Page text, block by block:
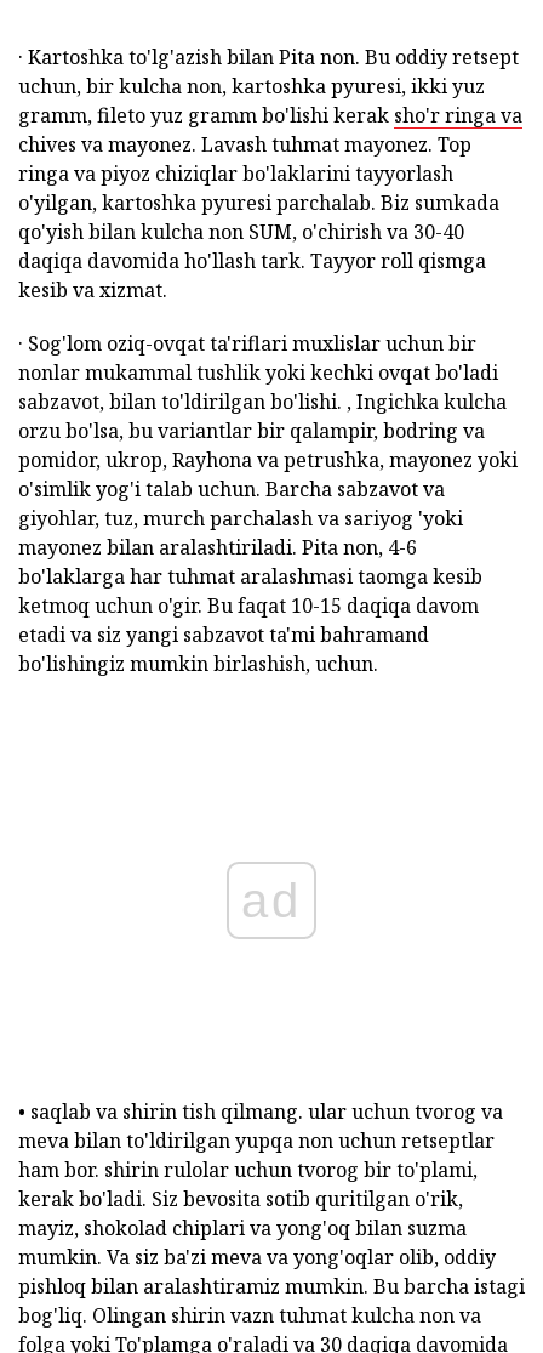
· Kartoshka to'lg'azish bilan Pita non. Bu oddiy retsept
uchun, bir kulcha non, kartoshka pyuresi, ikki yuz
gramm, fileto yuz gramm bo'lishi kerak sho'r ringa va
chives va mayonez. Lavash tuhmat mayonez. Top
ringa va piyoz chiziqlar bo'laklarini tayyorlash
o'yilgan, kartoshka pyuresi parchalab. Biz sumkada
qo'yish bilan kulcha non SUM, o'chirish va 30-40
daqiqa davomida ho'llash tark. Tayyor roll qismga
kesib va xizmat.
· Sog'lom oziq-ovqat ta'riflari muxlislar uchun bir
nonlar mukammal tushlik yoki kechki ovqat bo'ladi
sabzavot, bilan to'ldirilgan bo'lishi. , Ingichka kulcha
orzu bo'lsa, bu variantlar bir qalampir, bodring va
pomidor, ukrop, Rayhona va petrushka, mayonez yoki
o'simlik yog'i talab uchun. Barcha sabzavot va
giyohlar, tuz, murch parchalash va sariyog 'yoki
mayonez bilan aralashtiriladi. Pita non, 4-6
bo'laklarga har tuhmat aralashmasi taomga kesib
ketmoq uchun o'gir. Bu faqat 10-15 daqiqa davom
etadi va siz yangi sabzavot ta'mi bahramand
bo'lishingiz mumkin birlashish, uchun.
ad
• saqlab va shirin tish qilmang. ular uchun tvorog va
meva bilan to'ldirilgan yupqa non uchun retseptlar
ham bor. shirin rulolar uchun tvorog bir to'plami,
kerak bo'ladi. Siz bevosita sotib quritilgan o'rik,
mayiz, shokolad chiplari va yong'oq bilan suzma
mumkin. Va siz ba'zi meva va yong'oqlar olib, oddiy
pishloq bilan aralashtiramiz mumkin. Bu barcha istagi
bog'liq. Olingan shirin vazn tuhmat kulcha non va
folga yoki To'plamga o'raladi va 30 daqiqa davomida